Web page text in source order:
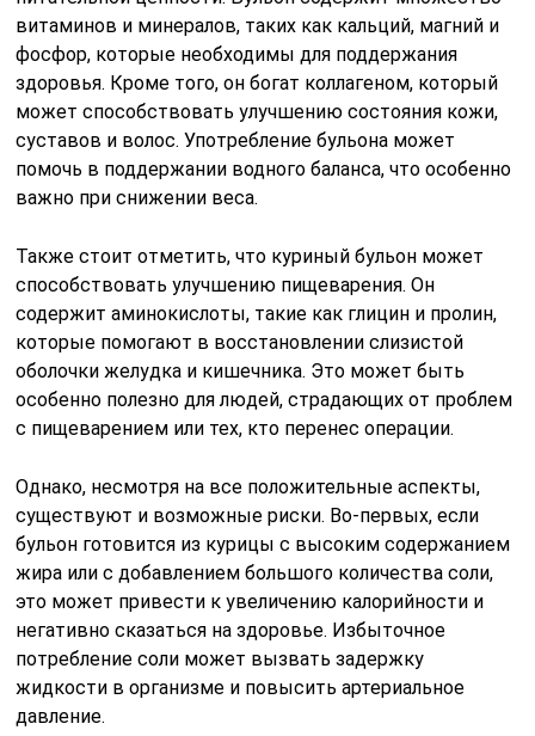
витаминов и минералов, таких как кальций, магний и
фосфор, которые необходимы для поддержания
здоровья. Кроме того, он богат коллагеном, который
может способствовать улучшению состояния кожи,
суставов и волос. Употребление бульона может
помочь в поддержании водного баланса, что особенно
важно при снижении веса.
Также стоит отметить, что куриный бульон может
способствовать улучшению пищеварения. Он
содержит аминокислоты, такие как глицин и пролин,
которые помогают в восстановлении слизистой
оболочки желудка и кишечника. Это может быть
особенно полезно для людей, страдающих от проблем
с пищеварением или тех, кто перенес операции.
Однако, несмотря на все положительные аспекты,
существуют и возможные риски. Во-первых, если
бульон готовится из курицы с высоким содержанием
жира или с добавлением большого количества соли,
это может привести к увеличению калорийности и
негативно сказаться на здоровье. Избыточное
потребление соли может вызвать задержку
жидкости в организме и повысить артериальное
давление.